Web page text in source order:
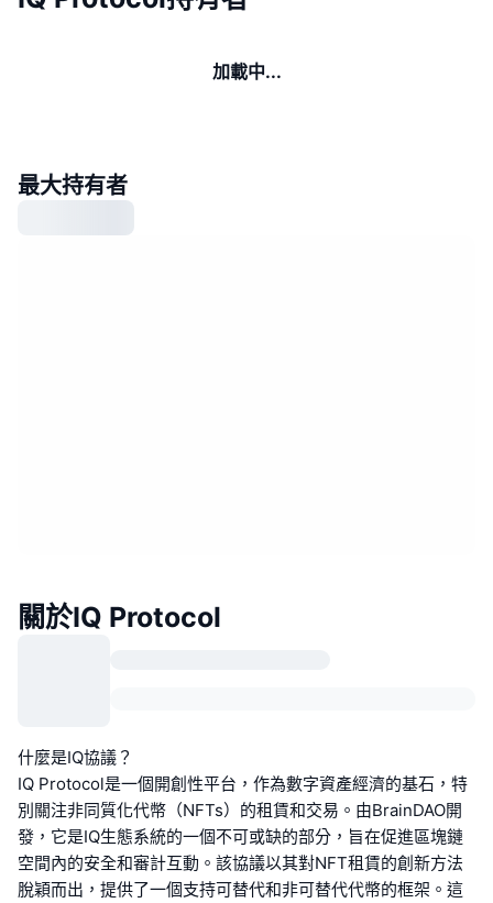
加載中...
最大持有者
關於IQ Protocol
什麼是IQ協議？
IQ Protocol是一個開創性平台，作為數字資產經濟的基石，特
別關注非同質化代幣（NFTs）的租賃和交易。由BrainDAO開
發，它是IQ生態系統的一個不可或缺的部分，旨在促進區塊鏈
空間內的安全和審計互動。該協議以其對NFT租賃的創新方法
脫穎而出，提供了一個支持可替代和非可替代代幣的框架。這